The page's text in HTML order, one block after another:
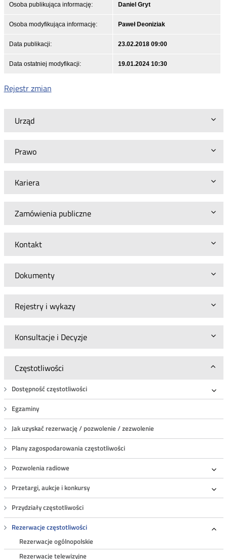
Urząd
Prawo
Kariera
Zamówienia publiczne
Kontakt
Dokumenty
Rejestry i wykazy
Konsultacje i Decyzje
Częstotliwości
Dostępność częstotliwości
Egzaminy
Jak uzyskać rezerwację / pozwolenie / zezwolenie
Plany zagospodarowania częstotliwości
Pozwolenia radiowe
Przetargi, aukcje i konkursy
Przydziały częstotliwości
Rezerwacje częstotliwości
Rezerwacje ogólnopolskie
Rezerwacje telewizyjne
Osoba publikująca informację: Daniel Gryt
Osoba modyfikująca informację: Paweł Deoniziak
Data publikacji: 23.02.2018 09:00
Data ostatniej modyfikacji: 19.01.2024 10:30
Rejestr zmian